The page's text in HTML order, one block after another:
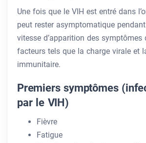
Une fois que le VIH est entré dans
peut rester asymptomatique
vitesse d’apparition des symptômes
facteurs tels que la charge virale et
immunitaire.
Premiers symptômes
par le VIH)
Fièvre
Fatigue